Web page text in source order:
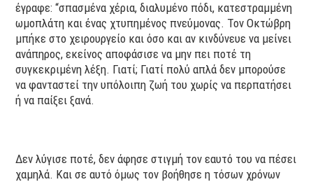
έγραφε: “σπασμένα χέρια, διαλυμένο πόδι, κατεστραμμένη
ωμοπλάτη και ένας χτυπημένος πνεύμονας. Τον Οκτώβρη
μπήκε στο χειρουργείο και όσο και αν κινδύνευε να μείνει
ανάπηρος, εκείνος αποφάσισε να μην πει ποτέ τη
συγκεκριμένη λέξη. Γιατί; Γιατί πολύ απλά δεν μπορούσε
να φανταστεί την υπόλοιπη ζωή του χωρίς να περπατήσει
ή να παίξει ξανά.
Δεν λύγισε ποτέ, δεν άφησε στιγμή τον εαυτό του να πέσει
χαμηλά. Και σε αυτό όμως τον βοήθησε η τόσων χρόνων